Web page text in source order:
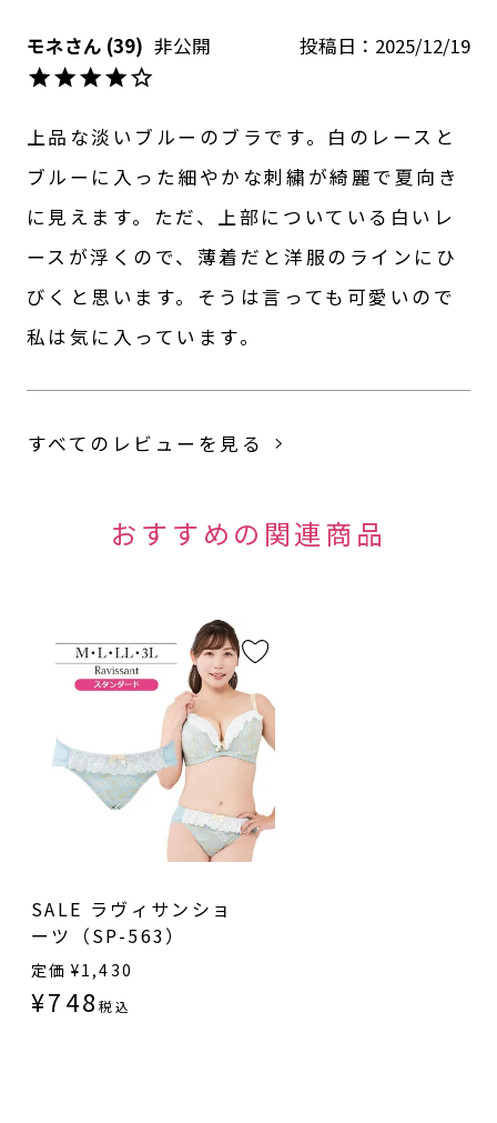
モネ 39 非公開 投稿日 2025/12/19
上品な淡いブルーのブラです。白のレースと
ブルーに入った細やかな刺繍が綺麗で夏向き
に見えます。ただ、上部についている白いレ
ースが浮くので、薄着だと洋服のラインにひ
びくと思います。そうは言っても可愛いので
私は気に入っています。
すべてのレビューを見る
SALE ラヴィサンショ
ーツ（SP-563）
定価 ¥1,430
¥748税込